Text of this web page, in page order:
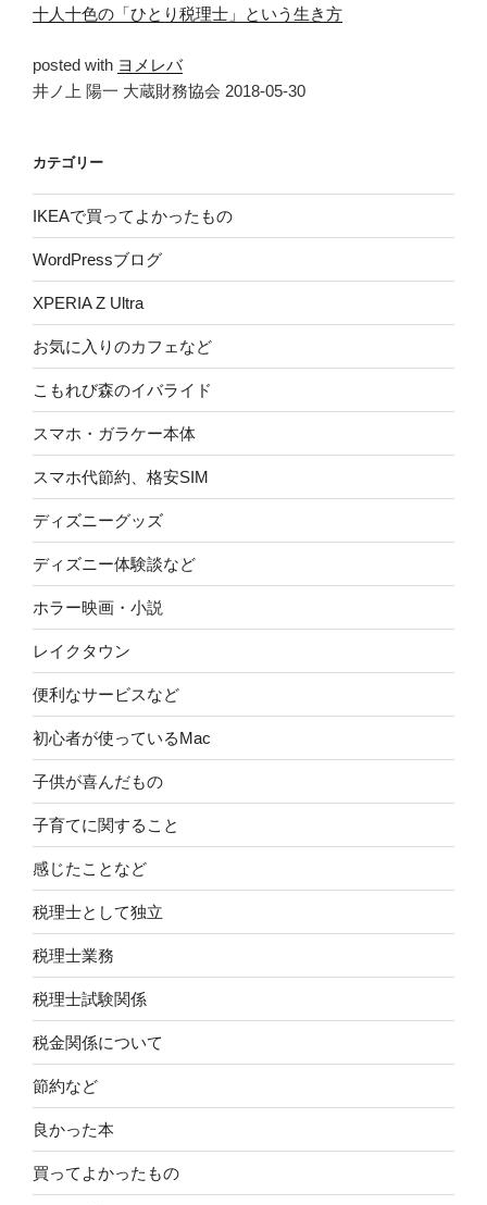
十人十色の「ひとり税理士」という生き方
posted with ヨメレバ
井ノ上 陽一 大蔵財務協会 2018-05-30
カテゴリー
IKEAで買ってよかったもの
WordPressブログ
XPERIA Z Ultra
お気に入りのカフェなど
こもれび森のイバライド
スマホ・ガラケー本体
スマホ代節約、格安SIM
ディズニーグッズ
ディズニー体験談など
ホラー映画・小説
レイクタウン
便利なサービスなど
初心者が使っているMac
子供が喜んだもの
子育てに関すること
感じたことなど
税理士として独立
税理士業務
税理士試験関係
税金関係について
節約など
良かった本
買ってよかったもの